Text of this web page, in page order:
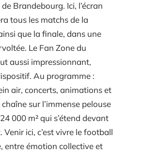
Brandebourg. Ici, l’écran
tous les matchs de la
que la finale, dans une
Le Fan Zone du
aussi impressionnant,
Au programme :
air, concerts, animations et
sur l’immense pelouse
000 m² qui s’étend devant
Venir ici, c’est vivre le football
entre émotion collective et